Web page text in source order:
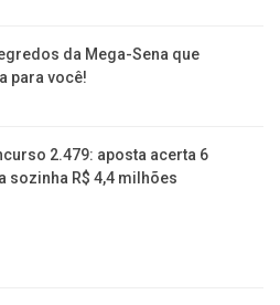
da Mega-Sena que
para você!
2.479: aposta acerta 6
sozinha R$ 4,4 milhões